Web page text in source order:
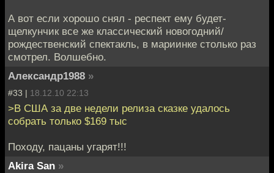
А вот если хорошо снял - респект ему будет-
щелкунчик все же классический новогодний/
рождественский спектакль, в мариинке столько раз
смотрел. Волшебно.
Александр1988 »
#33 | 18.12.10 22:13
>В США за две недели релиза сказке удалось
собрать только $169 тыс
Походу, пацаны угарят!!!
Akira San »